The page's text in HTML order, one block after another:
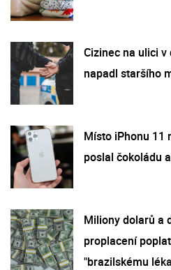
Cizinec na ulici
napadl staršího
Místo iPhonu 11
poslal čokoládu
Miliony dolarů a
proplacení
"brazilskému